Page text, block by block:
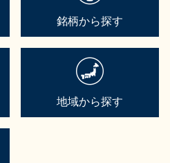
銘柄から探す
地域から探す